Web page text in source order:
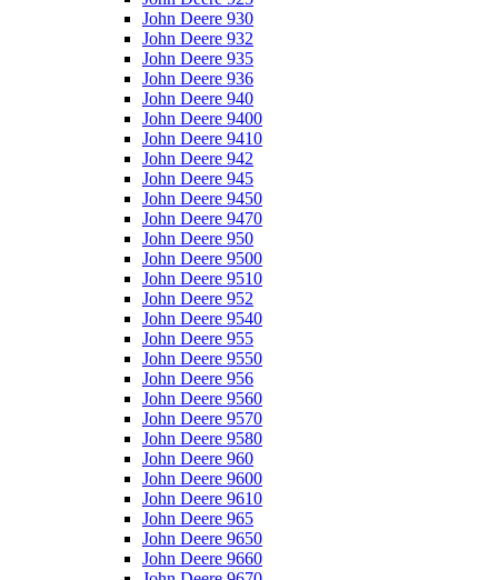
John Deere 930
John Deere 932
John Deere 935
John Deere 936
John Deere 940
John Deere 9400
John Deere 9410
John Deere 942
John Deere 945
John Deere 9450
John Deere 9470
John Deere 950
John Deere 9500
John Deere 9510
John Deere 952
John Deere 9540
John Deere 955
John Deere 9550
John Deere 956
John Deere 9560
John Deere 9570
John Deere 9580
John Deere 960
John Deere 9600
John Deere 9610
John Deere 965
John Deere 9650
John Deere 9660